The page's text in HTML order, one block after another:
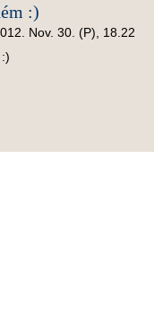
:)
Nov. 30. (P), 18.22